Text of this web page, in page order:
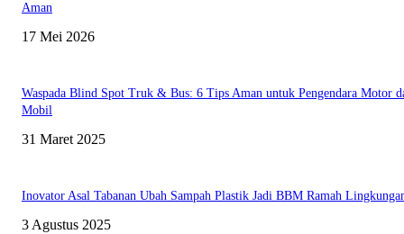
Aman
17 Mei 2026
Waspada Blind Spot Truk & Bus: 6 Tips Aman untuk Pengendara Motor
Mobil
31 Maret 2025
Inovator Asal Tabanan Ubah Sampah Plastik Jadi BBM Ramah
3 Agustus 2025